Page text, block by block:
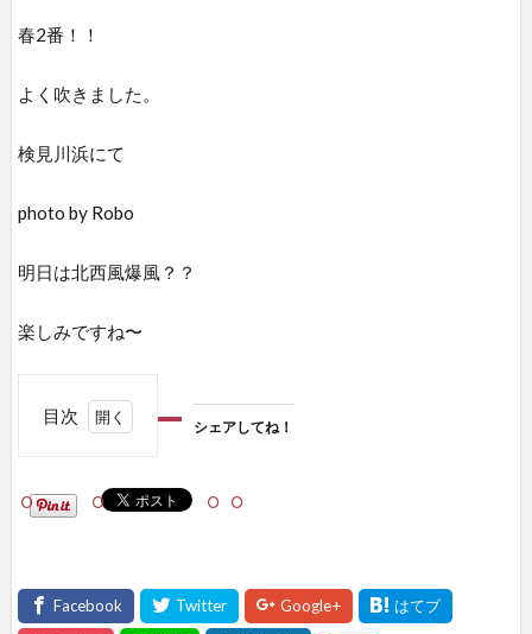
春2番！！
よく吹きました。
検見川浜にて
photo by Robo
明日は北西風爆風？？
楽しみですね〜
目次
アし
て
シェアしてね！